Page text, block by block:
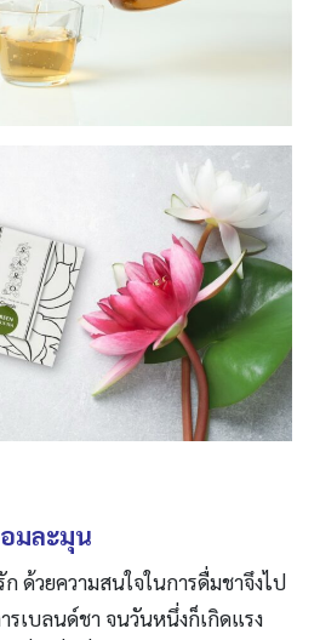
มละมุน
ก ด้วยความสนใจในการดื่มชาจึงไป
รเบลนด์ชา จนวันหนึ่งก็เกิดแรง